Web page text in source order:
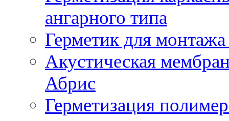
ангарного типа
Герметик для
Акустическая
Абрис
Герметизация